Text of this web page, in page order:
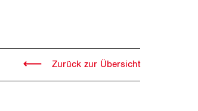
Zurück zur Übersicht